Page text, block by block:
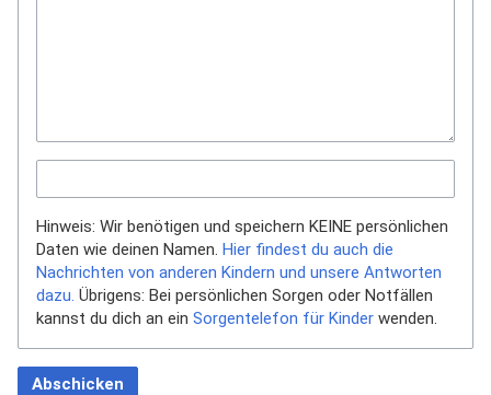
Hinweis: Wir benötigen und speichern KEINE persönlichen
Daten wie deinen Namen. Hier findest du auch die
Nachrichten von anderen Kindern und unsere Antworten
dazu. Übrigens: Bei persönlichen Sorgen oder Notfällen
kannst du dich an ein Sorgentelefon für Kinder wenden.
Abschicken